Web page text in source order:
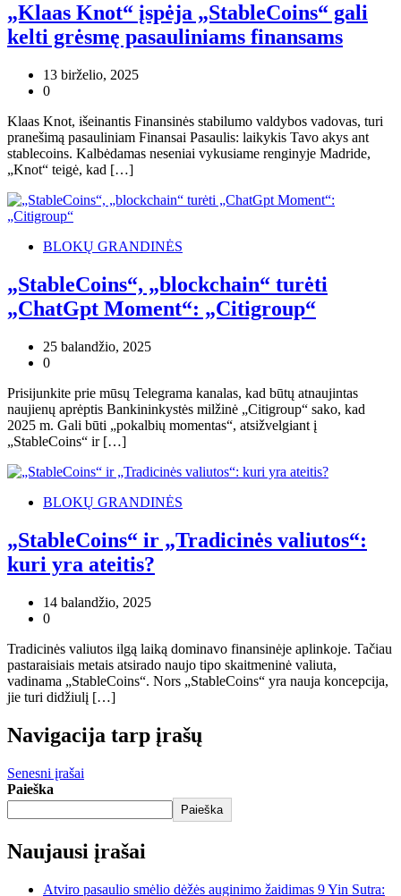
„Klaas Knot“ įspėja „StableCoins“ gali
kelti grėsmę pasauliniams finansams
13 birželio, 2025
0
Klaas Knot, išeinantis Finansinės stabilumo valdybos vadovas, turi
pranešimą pasauliniam Finansai Pasaulis: laikykis Tavo akys ant
stablecoins. Kalbėdamas neseniai vykusiame renginyje Madride,
„Knot“ teigė, kad […]
BLOKŲ GRANDINĖS
„StableCoins“, „blockchain“ turėti
„ChatGpt Moment“: „Citigroup“
25 balandžio, 2025
0
Prisijunkite prie mūsų Telegrama kanalas, kad būtų atnaujintas
naujienų aprėptis Bankininkystės milžinė „Citigroup“ sako, kad
2025 m. Gali būti „pokalbių momentas“, atsižvelgiant į
„StableCoins“ ir […]
BLOKŲ GRANDINĖS
„StableCoins“ ir „Tradicinės valiutos“:
kuri yra ateitis?
14 balandžio, 2025
0
Tradicinės valiutos ilgą laiką dominavo finansinėje aplinkoje. Tačiau
pastaraisiais metais atsirado naujo tipo skaitmeninė valiuta,
vadinama „StableCoins“. Nors „StableCoins“ yra nauja koncepcija,
jie turi didžiulį […]
Navigacija tarp įrašų
Senesni įrašai
Paieška
Paieška
Naujausi įrašai
Atviro pasaulio smėlio dėžės auginimo žaidimas 9 Yin Sutra: